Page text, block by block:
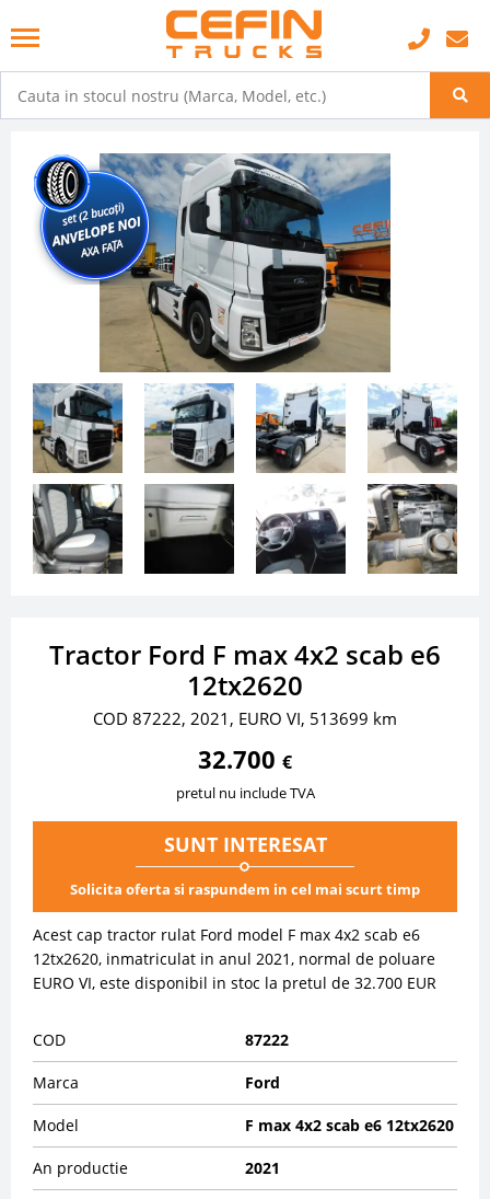
Tractor Ford F max 4x2 scab e6
12tx2620
COD 87222, 2021, EURO VI, 513699 km
32.700 €
pretul nu include TVA
SUNT INTERESAT
Solicita oferta si raspundem in cel mai scurt timp
Acest cap tractor rulat Ford model F max 4x2 scab e6
12tx2620, inmatriculat in anul 2021, normal de poluare
EURO VI, este disponibil in stoc la pretul de 32.700 EUR
COD 87222
Marca Ford
Model F max 4x2 scab e6 12tx2620
An productie 2021